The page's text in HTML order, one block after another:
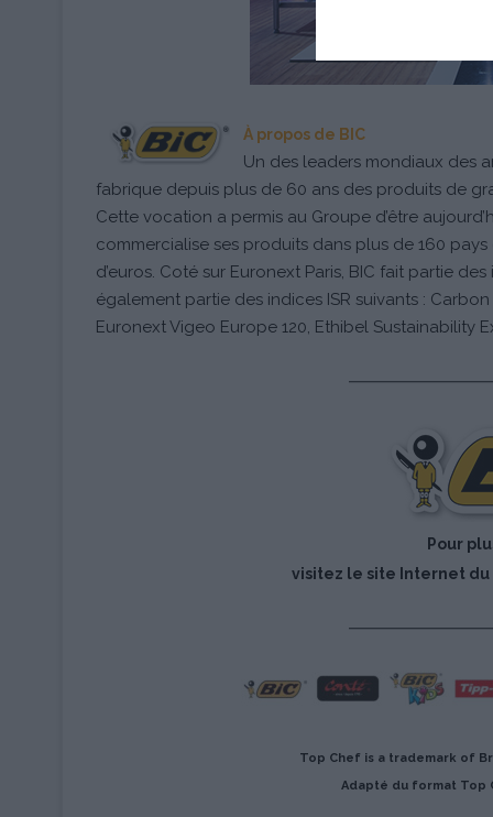
À propos de BIC
Un des leaders mondiaux des
fabrique depuis plus de 60 ans des produits de
Cette vocation a permis au Groupe d’être
commercialise ses produits dans plus de 160 pays
d’euros. Coté sur Euronext Paris, BIC fait partie
également partie des indices ISR suivants :
Euronext Vigeo Europe 120, Ethibel Sustainability
Pour
visitez le site Internet du
Top Chef is a trademark of
Adapté du format Top